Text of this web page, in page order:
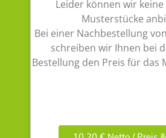
Leider können wir
Musterstücke
Bei einer Nachbestellung
schreiben wir Ihnen bei
Bestellung den Preis für das